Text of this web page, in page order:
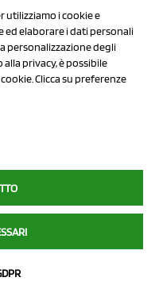
rights reserved
diNCX DRAHORAD
Sassuolo 315/1 - 41057
utilizziamo i cookie e
ed elaborare i dati personali
personalizzazione degli
privacy, è possibile
Clicca su preferenze